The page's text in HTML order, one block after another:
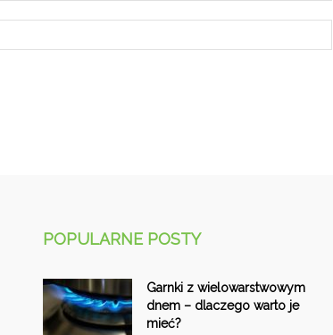
POPULARNE POSTY
Garnki z wielowarstwowym
dnem – dlaczego warto je
mieć?